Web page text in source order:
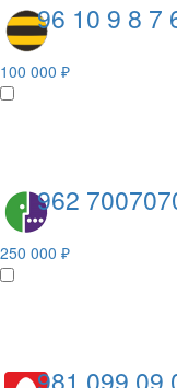
96 10 9 8 7
100 000 ₽
962
250 000 ₽